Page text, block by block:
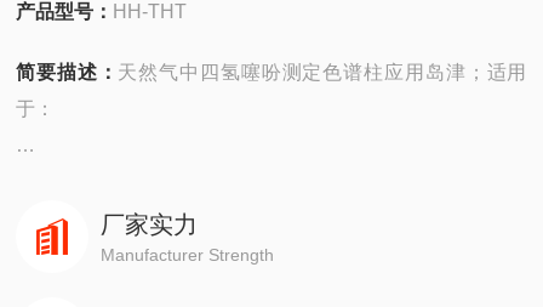
产品型号： HH-THT
简要描述： 天然气中四氢噻吩测定色谱柱应用岛津；适用
于：
4890,5890,6890,7820,7890,8860,8890
厂家实力
Manufacturer Strength